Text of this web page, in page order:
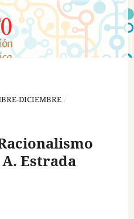
DICIEMBRE /
Estrada